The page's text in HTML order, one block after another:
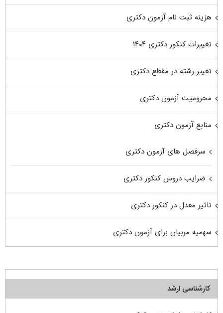
هزینه ثبت نام آزمون دکتری
تغییرات کنکور دکتری ۱۴۰۴
تغییر رشته در مقطع دکتری
محرومیت آزمون دکتری
منابع آزمون دکتری
سرفصل های آزمون دکتری
ضرایب دروس کنکور دکتری
تاثیر معدل در کنکور دکتری
سهمیه مربیان برای آزمون دکتری
کارشناسی ارشد